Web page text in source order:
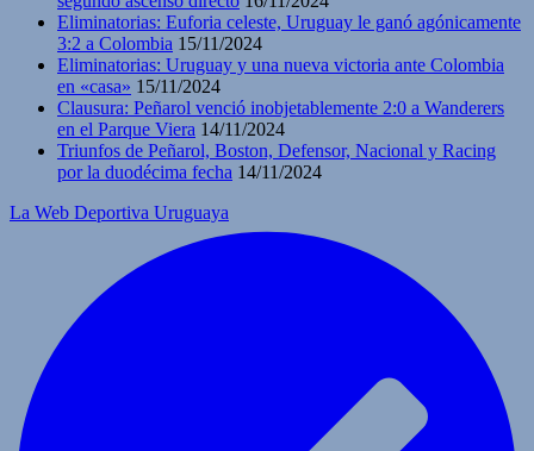
Eliminatorias: Euforia celeste, Uruguay le ganó agónicamente
3:2 a Colombia 15/11/2024
Eliminatorias: Uruguay y una nueva victoria ante Colombia
en «casa» 15/11/2024
Clausura: Peñarol venció inobjetablemente 2:0 a Wanderers
en el Parque Viera 14/11/2024
Triunfos de Peñarol, Boston, Defensor, Nacional y Racing
por la duodécima fecha 14/11/2024
La Web Deportiva Uruguaya